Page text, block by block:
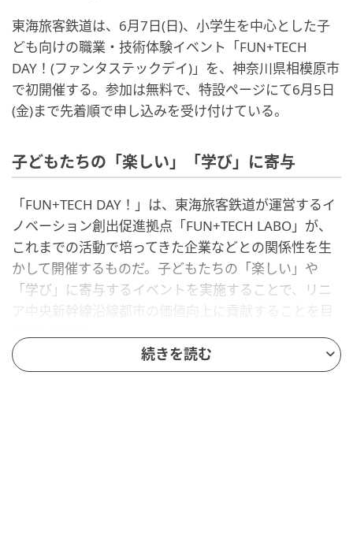
東海旅客鉄道は、6月7日(日)、小学生を中心とした子
ども向けの職業・技術体験イベント「FUN+TECH
DAY！(ファンタステックデイ)」を、神奈川県相模原市
で初開催する。参加は無料で、特設ページにて6月5日
(金)まで先着順で申し込みを受け付けている。
子どもたちの「楽しい」「学び」に寄与
「FUN+TECH DAY！」は、東海旅客鉄道が運営するイ
ノベーション創出促進拠点「FUN+TECH LABO」が、
これまでの活動で培ってきた企業などとの関係性を生
かして開催するものだ。子どもたちの「楽しい」や
「学び」に寄与するイベントを実施することで、リニ
ア中央新幹線沿線都市の価値向上に貢献することを目
続きを読む